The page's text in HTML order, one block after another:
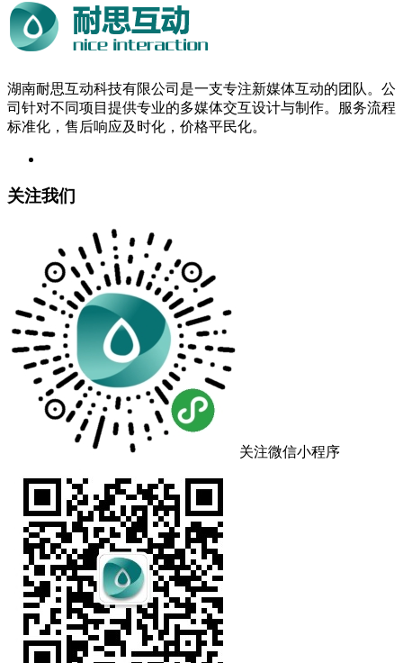
湖南耐思互动科技有限公司是一支专注新媒体互动的团队。公
司针对不同项目提供专业的多媒体交互设计与制作。服务流程
标准化，售后响应及时化，价格平民化。
关注我们
关注微信小程序